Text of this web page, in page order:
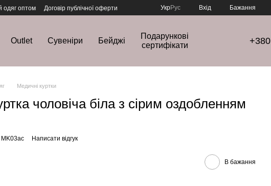
одяг оптом
Договір публічної оферти
УкрРус Вхід Бажання
Outlet Сувеніри Бейджі
Подарункові
сертифікати
Медичні куртки
чоловіча біла з сірим оздобленням
MK03ac Написати відгук
В бажання